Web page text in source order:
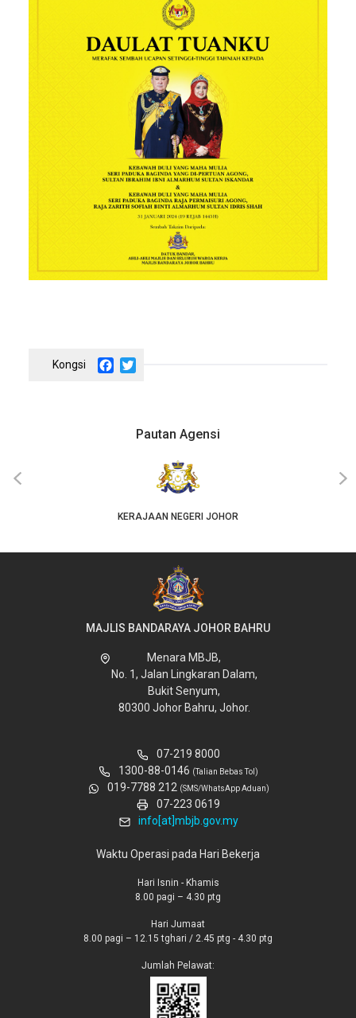
Facebook
Pautan Agensi
KERAJAAN NEGERI JOHOR
‹ ›
MAJLIS BANDARAYA JOHOR BAHRU
Menara MBJB,
No. 1, Jalan Lingkaran Dalam,
Bukit Senyum,
80300 Johor Bahru, Johor.
07-219 8000
1300-88-0146 (Talian Bebas Tol)
019-7788 212 (SMS/WhatsApp Aduan)
07-223 0619
info[at]mbjb.gov.my
Waktu Operasi pada Hari Bekerja
Hari Isnin - Khamis
8.00 pagi – 4.30 ptg
Hari Jumaat
8.00 pagi – 12.15 tghari / 2.45 ptg - 4.30 ptg
Jumlah Pelawat: